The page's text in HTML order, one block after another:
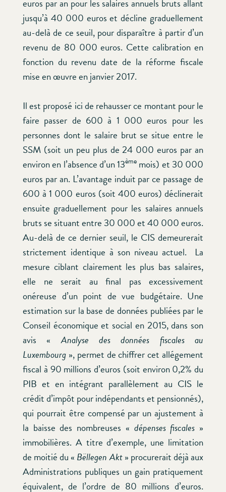
euros par an pour les salaires annuels bruts allant
jusqu’à 40 000 euros et décline graduellement
au-delà de ce seuil, pour disparaître à partir d’un
revenu de 80 000 euros. Cette calibration en
fonction du revenu date de la réforme fiscale
mise en œuvre en janvier 2017.
Il est proposé ici de rehausser ce montant pour le
faire passer de 600 à 1 000 euros pour les
personnes dont le salaire brut se situe entre le
SSM (soit un peu plus de 24 000 euros par an
environ en l’absence d’un 13ème mois) et 30 000
euros par an. L’avantage induit par ce passage de
600 à 1 000 euros (soit 400 euros) déclinerait
ensuite graduellement pour les salaires annuels
bruts se situant entre 30 000 et 40 000 euros.
Au-delà de ce dernier seuil, le CIS demeurerait
strictement identique à son niveau actuel. La
mesure ciblant clairement les plus bas salaires,
elle ne serait au final pas excessivement
onéreuse d’un point de vue budgétaire. Une
estimation sur la base de données publiées par le
Conseil économique et social en 2015, dans son
avis «Analyse des données fiscales au
Luxembourg », permet de chiffrer cet allégement
fiscal à 90 millions d’euros (soit environ 0,2% du
PIB et en intégrant parallèlement au CIS le
crédit d’impôt pour indépendants et pensionnés),
qui pourrait être compensé par un ajustement à
la baisse des nombreuses « dépenses fiscales »
immobilières. A titre d’exemple, une limitation
de moitié du « Bëllegen Akt» procurerait déjà aux
Administrations publiques un gain pratiquement
équivalent, de l’ordre de 80 millions d’euros.